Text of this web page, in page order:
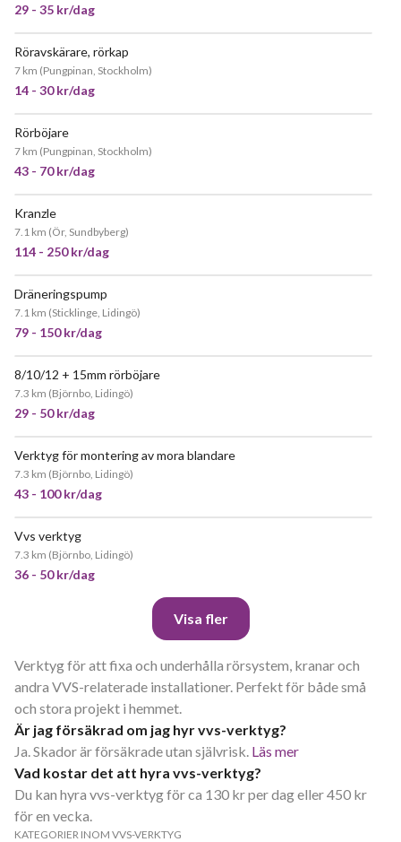
29 - 35 kr/dag
Röravskärare, rörkap
7 km (Pungpinan, Stockholm)
14 - 30 kr/dag
Rörböjare
7 km (Pungpinan, Stockholm)
43 - 70 kr/dag
Kranzle
7.1 km (Ör, Sundbyberg)
114 - 250 kr/dag
Dräneringspump
7.1 km (Sticklinge, Lidingö)
79 - 150 kr/dag
8/10/12 + 15mm rörböjare
7.3 km (Björnbo, Lidingö)
29 - 50 kr/dag
Verktyg för montering av mora blandare
7.3 km (Björnbo, Lidingö)
43 - 100 kr/dag
Vvs verktyg
7.3 km (Björnbo, Lidingö)
36 - 50 kr/dag
Visa fler
Verktyg för att fixa och underhålla rörsystem, kranar och
andra VVS-relaterade installationer. Perfekt för både små
och stora projekt i hemmet.
Är jag försäkrad om jag hyr vvs-verktyg?
Ja. Skador är försäkrade utan självrisk. Läs mer
Vad kostar det att hyra vvs-verktyg?
Du kan hyra vvs-verktyg för ca 130 kr per dag eller 450 kr
för en vecka.
KATEGORIER INOM VVS-VERKTYG